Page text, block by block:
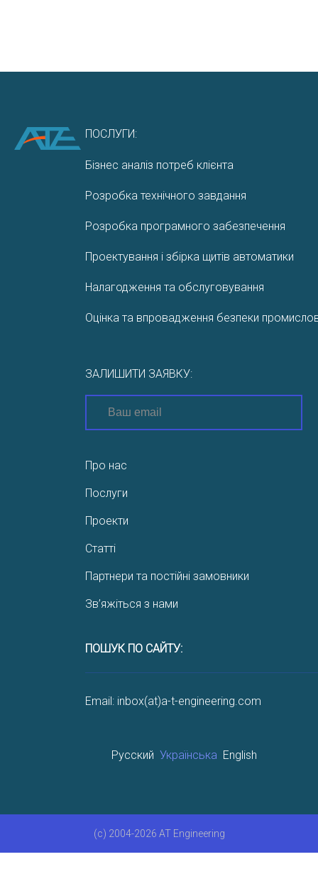
ПОСЛУГИ:
Бізнес аналіз потреб клієнта
Розробка технічного завдання
Розробка програмного забезпечення
Проектування і збірка щитів автоматики
Налагодження та обслуговування
Оцінка та впровадження безпеки
ЗАЛИШИТИ ЗАЯВКУ:
Про нас
Послуги
Проекти
Статті
Партнери та постійні замовники
Зв’яжіться з нами
ПОШУК ПО САЙТУ:
Email: inbox(at)a-t-engineering.com
Русский Українська English
(c) 2004-2026 AT Engineering